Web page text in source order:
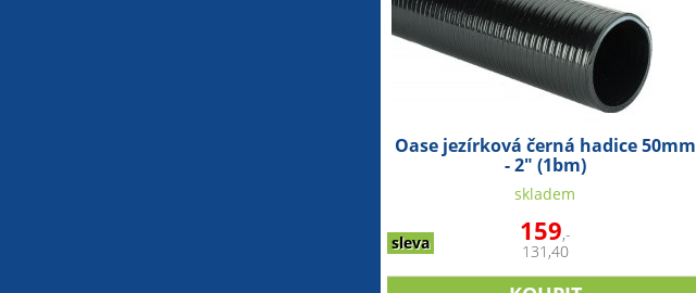
Oase jezírková černá hadice 50mm
- 2" (1bm)
sleva
skladem
159,-
131,40